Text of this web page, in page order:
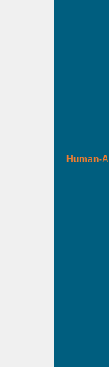
Human-